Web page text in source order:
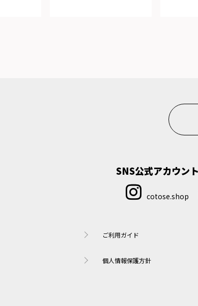
SNS公式アカウント
cotose.shop
ご利用ガイド
個人情報保護方針